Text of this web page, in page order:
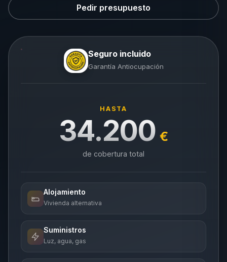
Pedir presupuesto
Seguro incluido
Garantía Antiocupación
HASTA
34.200 €
de cobertura total
Alojamiento
Vivienda alternativa
Suministros
Luz, agua, gas